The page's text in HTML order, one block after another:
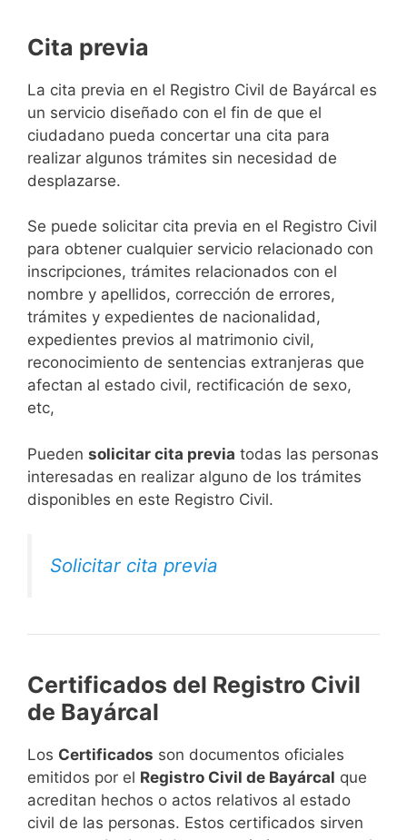
Cita previa
​​​​​​​​​​​​​​​​​​​​​​​​​​​​La cita previa en el Registro Civil de Bayárcal es
un servicio diseñado con el fin de que el
ciudadano pueda concertar una cita para
realizar algunos trámites sin necesidad de
desplazarse.​
Se puede solicitar cita previa en el Registro Civil
para obtener cualquier servicio relacionado con
inscripciones, trámites relacionados con el
nombre y apellidos, corrección de errores,
trámites y expedientes de nacionalidad,
expedientes previos al matrimonio civil,
reconocimiento de sentencias extranjeras que
afectan al estado civil, rectificación de sexo,
etc,
​Pueden solicitar cita previa todas las personas
interesadas en realizar alguno de los trámites
disponibles en este Registro Civil.​
Solicitar cita previa
Certificados del Registro Civil
de Bayárcal
Los Certificados son documentos oficiales
emitidos por el Registro Civil de Bayárcal que
acreditan hechos o actos relativos al estado
civil de las personas. Estos certificados sirven